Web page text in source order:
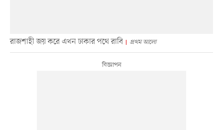
রাজশাহী জয় করে এখন ঢাকার পথে রাবি প্রথম আলো